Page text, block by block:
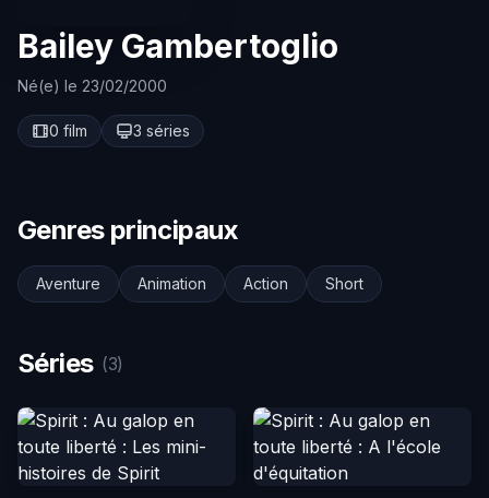
Bailey Gambertoglio
Né(e) le 23/02/2000
0 film 3 séries
Genres principaux
Aventure Animation Action Short
Séries (3)